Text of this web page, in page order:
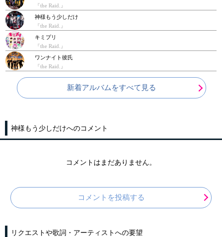
『the Raid.』
神様もう少しだけ
『the Raid.』
キミプリ
『the Raid.』
ワンナイト彼氏
『the Raid.』
新着アルバムをすべて見る
神様もう少しだけへのコメント
コメントはまだありません。
コメントを投稿する
リクエストや歌詞・アーティストへの要望